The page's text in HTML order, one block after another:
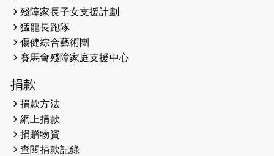
共融理念 港聞 2023.09.30 金金
2023-06-28
2023-06-15
RTHK 香港電台-凝聚香港：第二百五
2023-06-07
2023-06-01
殘障家長子女支援計劃
猛龍長跑隊
傷健綜合藝術團
賽馬會殘障家庭支援中心
捐款
捐款方法
網上捐款
捐贈物資
查閱捐款記錄